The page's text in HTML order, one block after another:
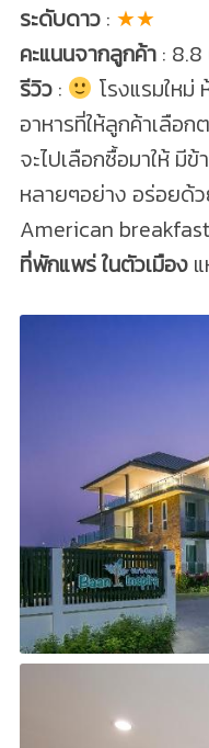
ระดับดาว: ★★
คะแนนจากลูกค้า: 8.8
รีวิว:
โรงแรมใหม่
อาหารที่ให้ลูกค้าเลือ
จะไปเลือกซื้อมาให้ มี
หลายๆอย่าง อร่อยด้
American
ที่พักแพร่ ในตัวเมืองแ